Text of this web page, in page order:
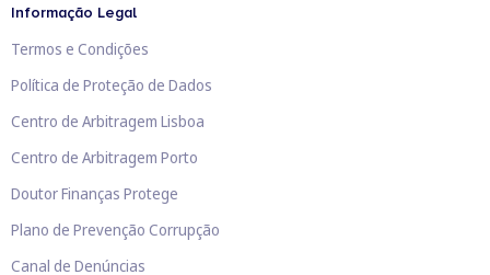
Informação Legal
Termos e Condições
Política de Proteção de Dados
Centro de Arbitragem Lisboa
Centro de Arbitragem Porto
Doutor Finanças Protege
Plano de Prevenção Corrupção
Canal de Denúncias